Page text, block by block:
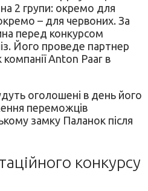
2 групи: окремо для
– для червоних. За
перед конкурсом
Його проведе партнер
Anton Paar в
оголошені в день його
переможців
замку Паланок після
конкурсу